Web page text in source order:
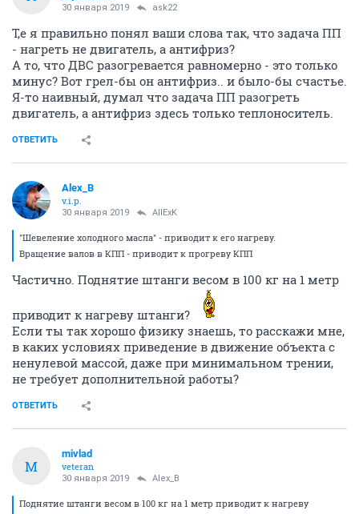
30 января 2019 ask22
Т,е я правильно понял ваши слова так, что задача ПП
- нагреть не двигатель, а антифриз?
А то, что ДВС разогревается равномерно - это только
минус? Вот грел-бы он антифриз.. и было-бы счастье.
Я-то наивный, думал что задача ПП разогреть
двигатель, а антифриз здесь только теплоноситель.
ОТВЕТИТЬ
Alex_B
v.i.p.
30 января 2019 AllExK
"Шевеление холодного масла" - приводит к его нагреву.
Вращение валов в КПП - приводит к прогреву КПП
Частично. Поднятие штанги весом в 100 кг на 1 метр
приводит к нагреву штанги?
Если ты так хорошо физику знаешь, то расскажи мне,
в каких условиях приведение в движение объекта с
ненулевой массой, даже при минимальном трении,
не требует дополнительной работы?
ОТВЕТИТЬ
M
mivlad
veteran
30 января 2019 Alex_B
Поднятие штанги весом в 100 кг на 1 метр приводит к нагреву